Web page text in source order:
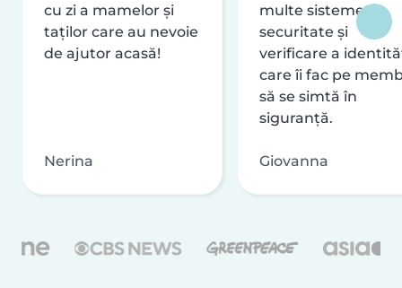
cu zi a mamelor și
taților care au nevoie
de ajutor acasă!
Nerina
multe sisteme de
securitate și
verificare a
care îi fac pe
să se simtă în
siguranță.
Giovanna